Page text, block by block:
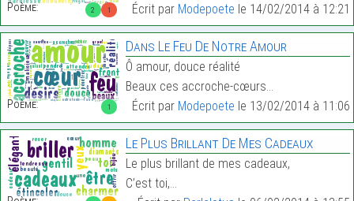
2 1
Poème:
Écrit par Modepoete le 14/02/2014 à 12:21
1
Poème:
Dans Le Feu De Notre Amour
Ô amour, douce réalité
Beaux ces accroche-cœurs…
Écrit par Modepoete le 13/02/2014 à 11:06
Le Plus Brillant De Mes Cadeaux
Le plus brillant de mes cadeaux,
C’est toi,…